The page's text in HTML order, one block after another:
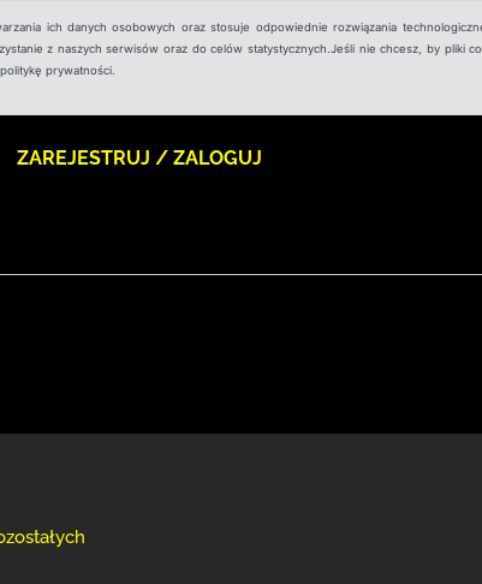
ich danych osobowych oraz stosuje odpowiednie rozwiązania
z naszych serwisów oraz do celów statystycznych.Jeśli nie chcesz, by pliki
prywatności.
ZAREJESTRUJ / ZALOGUJ